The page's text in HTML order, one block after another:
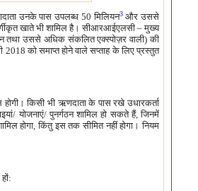
उनके पास उपलब्ध 50 मिलियन3और उससे
खाते भी शामिल है। सीआरआईएलसी – मुख्य
तथा उससे अधिक संकलित एक्स्पोज़र वाली) की
को समाप्त होने वाले सप्ताह के लिए प्रस्तुत
होगी। किसी भी ऋणदाता के पास रखे उधारकर्ता
योजनाएं/ पुनर्गठन शामिल हो सकते हैं, जिनमें
होगा, किंतु इस तक सीमित नहीं होगा। नियम